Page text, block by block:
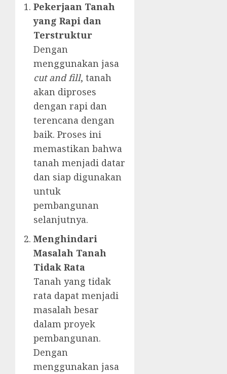
Pekerjaan Tanah
yang Rapi dan
Terstruktur
Dengan
menggunakan jasa
cut and fill, tanah
akan diproses
dengan rapi dan
terencana dengan
baik. Proses ini
memastikan bahwa
tanah menjadi datar
dan siap digunakan
untuk
pembangunan
selanjutnya.
Menghindari
Masalah Tanah
Tidak Rata
Tanah yang tidak
rata dapat menjadi
masalah besar
dalam proyek
pembangunan.
Dengan
menggunakan jasa